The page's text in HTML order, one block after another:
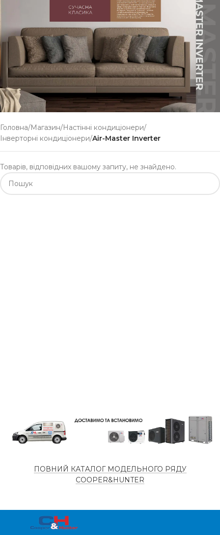
Головна/Магазин/Настінні кондиціонери/
Інверторні кондиціонери/Air-Master Inverter
Товарів, відповідних вашому запиту, не знайдено.
ПОВНИЙ КАТАЛОГ МОДЕЛЬНОГО РЯДУ
COOPER&HUNTER